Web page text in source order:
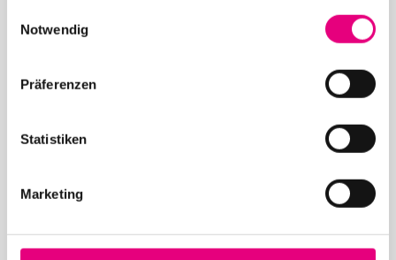
Notwendig
Präferenzen
Statistiken
Marketing
28th Enjoy Jazz – Opening Night with Souad Massi
feat. Youssoupha – Advance ticket sales begin
24. April 2026